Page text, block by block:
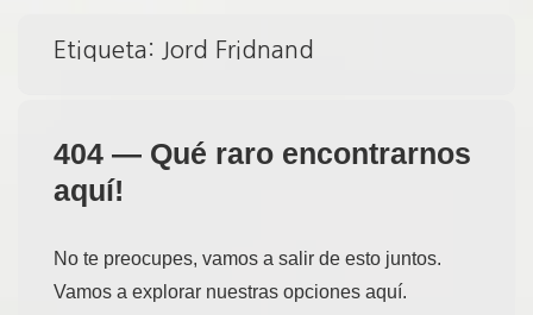
Etiqueta: Jord Fridnand
404 — Qué raro encontrarnos
aquí!
No te preocupes, vamos a salir de esto juntos.
Vamos a explorar nuestras opciones aquí.